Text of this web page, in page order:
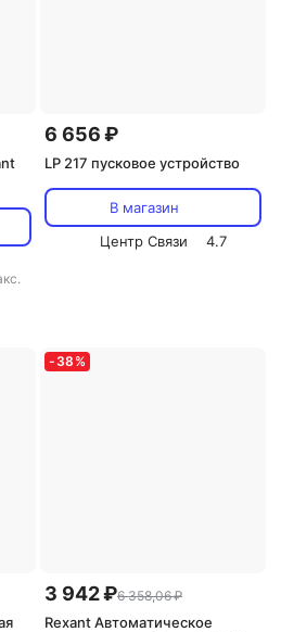
6 656 ₽
LP 217 пусковое устройство
В магазин
Центр Связи
4.7
- 38 %
3 942 ₽6 358,06 ₽
Rexant Автоматическое